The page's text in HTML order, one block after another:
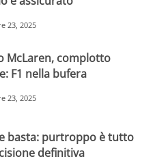
23, 2025
McLaren, complotto
F1 nella bufera
23, 2025
basta: purtroppo è tutto
definitiva